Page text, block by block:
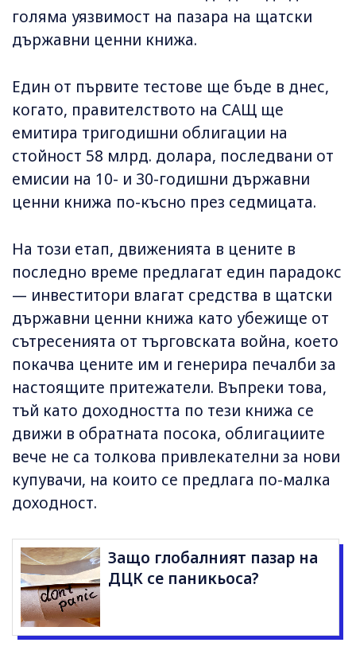
голяма уязвимост на пазара на щатски
държавни ценни книжа.
Един от първите тестове ще бъде в днес,
когато, правителството на САЩ ще
емитира тригодишни облигации на
стойност 58 млрд. долара, последвани от
емисии на 10- и 30-годишни държавни
ценни книжа по-късно през седмицата.
На този етап, движенията в цените в
последно време предлагат един парадокс
— инвеститори влагат средства в щатски
държавни ценни книжа като убежище от
сътресенията от търговската война, което
покачва цените им и генерира печалби за
настоящите притежатели. Въпреки това,
тъй като доходността по тези книжа се
движи в обратната посока, облигациите
вече не са толкова привлекателни за нови
купувачи, на които се предлага по-малка
доходност.
Защо глобалният пазар на
ДЦК се паникьоса?